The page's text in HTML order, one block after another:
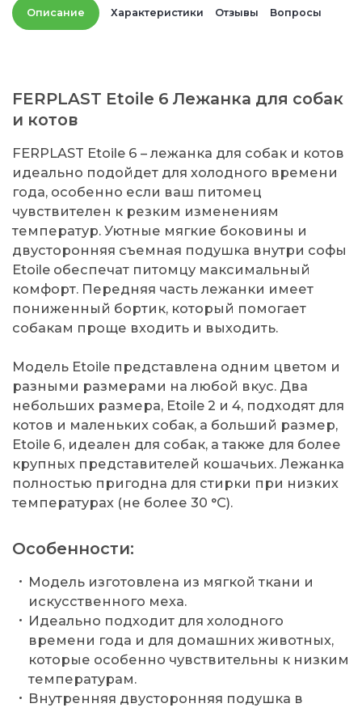
Описание Характеристики Отзывы Вопросы
FERPLAST Etoile 6 Лежанка для собак
и котов
FERPLAST Etoile 6 – лежанка для собак и котов
идеально подойдет для холодного времени
года, особенно если ваш питомец
чувствителен к резким изменениям
температур. Уютные мягкие боковины и
двусторонняя съемная подушка внутри софы
Etoile обеспечат питомцу максимальный
комфорт. Передняя часть лежанки имеет
пониженный бортик, который помогает
собакам проще входить и выходить.
Модель Etoile представлена одним цветом и
разными размерами на любой вкус. Два
небольших размера, Etoile 2 и 4, подходят для
котов и маленьких собак, а больший размер,
Etoile 6, идеален для собак, а также для более
крупных представителей кошачьих. Лежанка
полностью пригодна для стирки при низких
температурах (не более 30 °C).
Особенности:
Модель изготовлена из мягкой ткани и
искусственного меха.
Идеально подходит для холодного
времени года и для домашних животных,
которые особенно чувствительны к низким
температурам.
Внутренняя двусторонняя подушка в